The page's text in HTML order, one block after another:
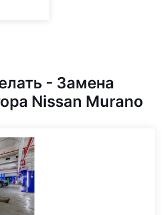
- Замена
Nissan Murano